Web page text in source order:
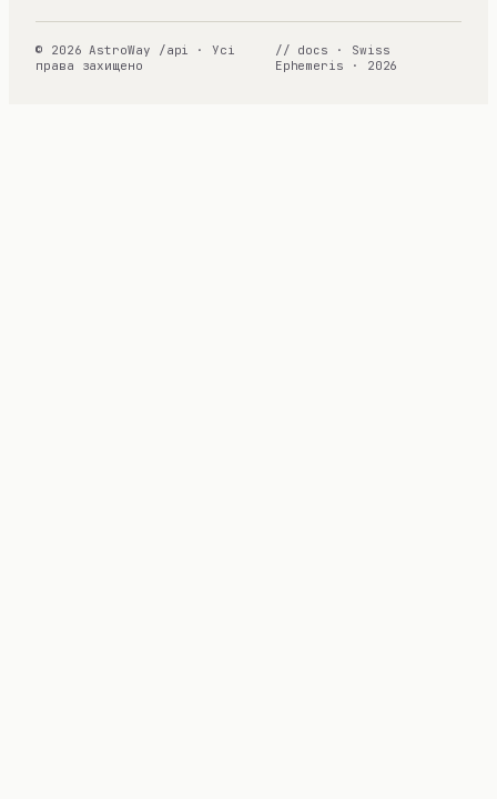
© 2026 AstroWay /api · Усі
права захищено
// docs · Swiss
Ephemeris · 2026